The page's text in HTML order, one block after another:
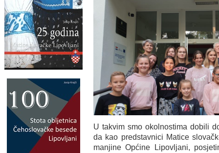
U takvim smo okolnostima dobili
da kao predstavnici Matice
manjine Općine Lipovljani,